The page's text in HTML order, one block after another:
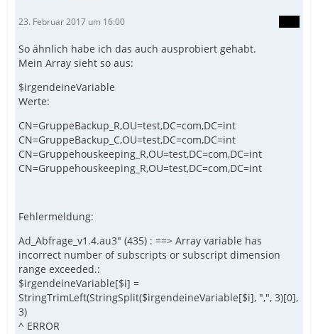
23. Februar 2017 um 16:00
So ähnlich habe ich das auch ausprobiert gehabt.
Mein Array sieht so aus:
$irgendeineVariable
Werte:
CN=GruppeBackup_R,OU=test,DC=com,DC=int
CN=GruppeBackup_C,OU=test,DC=com,DC=int
CN=Gruppehouskeeping_R,OU=test,DC=com,DC=int
CN=Gruppehouskeeping_R,OU=test,DC=com,DC=int
Fehlermeldung:
Ad_Abfrage_v1.4.au3" (435) : ==> Array variable has
incorrect number of subscripts or subscript dimension
range exceeded.:
$irgendeineVariable[$i] =
StringTrimLeft(StringSplit($irgendeineVariable[$i], ",", 3)[0],
3)
^ ERROR